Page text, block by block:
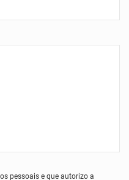
pessoais e que autorizo a